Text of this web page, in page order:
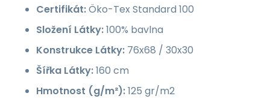
Certifikát:Öko-Tex Standard 100
Složení Látky:100% bavlna
Konstrukce Látky: 76x68 / 30x30
Šířka Látky:160 cm
Hmotnost (g/m²):125 gr/m2